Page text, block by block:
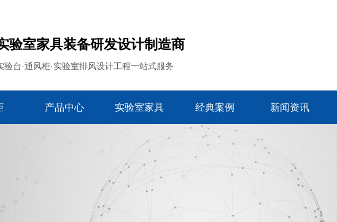
验室家具装备研发设计制造商
验台·通风柜·实验室排风设计工程一站式服务
产品中心 实验室家具 经典案例 新闻资讯